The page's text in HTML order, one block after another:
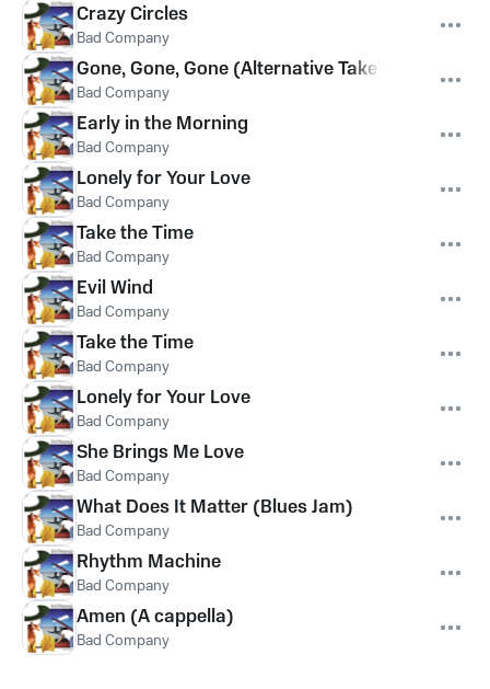
Crazy Circles
Bad Company
Gone, Gone, Gone (Alternative Take)
Bad Company
Early in the Morning
Bad Company
Lonely for Your Love
Bad Company
Take the Time
Bad Company
Evil Wind
Bad Company
Take the Time
Bad Company
Lonely for Your Love
Bad Company
She Brings Me Love
Bad Company
What Does It Matter (Blues Jam)
Bad Company
Rhythm Machine
Bad Company
Amen (A cappella)
Bad Company